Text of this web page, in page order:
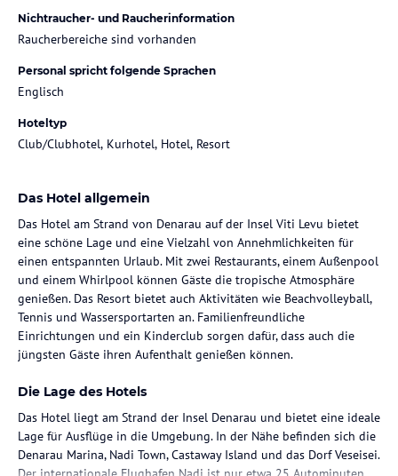
Nichtraucher- und Raucherinformation
Raucherbereiche sind vorhanden
Personal spricht folgende Sprachen
Englisch
Hoteltyp
Club/Clubhotel, Kurhotel, Hotel, Resort
Das Hotel allgemein
Das Hotel am Strand von Denarau auf der Insel Viti Levu bietet
eine schöne Lage und eine Vielzahl von Annehmlichkeiten für
einen entspannten Urlaub. Mit zwei Restaurants, einem Außenpool
und einem Whirlpool können Gäste die tropische Atmosphäre
genießen. Das Resort bietet auch Aktivitäten wie Beachvolleyball,
Tennis und Wassersportarten an. Familienfreundliche
Einrichtungen und ein Kinderclub sorgen dafür, dass auch die
jüngsten Gäste ihren Aufenthalt genießen können.
Die Lage des Hotels
Das Hotel liegt am Strand der Insel Denarau und bietet eine ideale
Lage für Ausflüge in die Umgebung. In der Nähe befinden sich die
Denarau Marina, Nadi Town, Castaway Island und das Dorf Veseisei.